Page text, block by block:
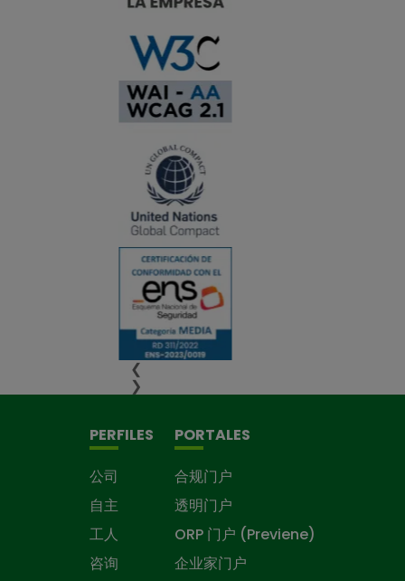
❮
❯
PERFILES
公司
自主
工人
咨询
PORTALES
合规门户
透明门户
ORP 门户 (Previene)
企业家门户